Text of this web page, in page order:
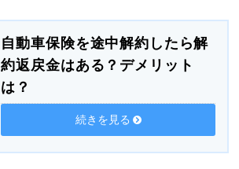
自動車保険を途中解約したら解
約返戻金はある？デメリット
は？
続きを見る